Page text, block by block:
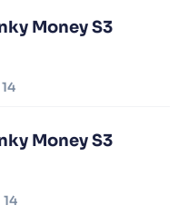
Money S3
14
Money S3
14